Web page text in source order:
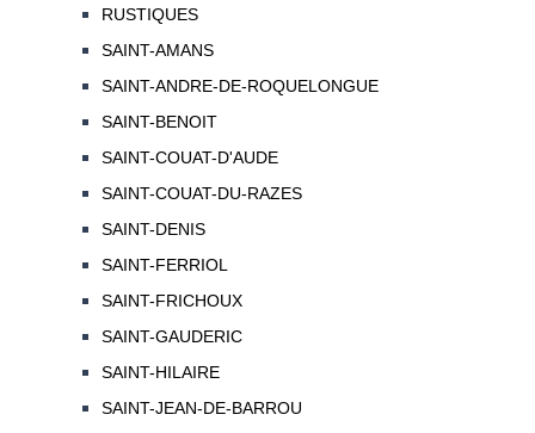
RUSTIQUES
SAINT-AMANS
SAINT-ANDRE-DE-ROQUELONGUE
SAINT-BENOIT
SAINT-COUAT-D'AUDE
SAINT-COUAT-DU-RAZES
SAINT-DENIS
SAINT-FERRIOL
SAINT-FRICHOUX
SAINT-GAUDERIC
SAINT-HILAIRE
SAINT-JEAN-DE-BARROU